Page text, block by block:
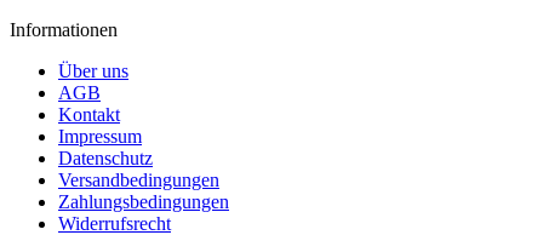
Informationen
Über uns
AGB
Kontakt
Impressum
Datenschutz
Versandbedingungen
Zahlungsbedingungen
Widerrufsrecht